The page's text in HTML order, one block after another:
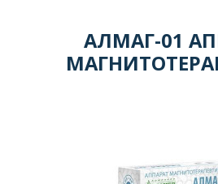
АЛМАГ-01